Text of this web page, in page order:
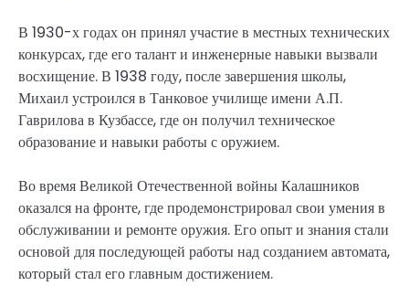
В 1930-х годах он принял участие в местных технических
конкурсах, где его талант и инженерные навыки вызвали
восхищение. В 1938 году, после завершения школы,
Михаил устроился в Танковое училище имени А.П.
Гаврилова в Кузбассе, где он получил техническое
образование и навыки работы с оружием.
Во время Великой Отечественной войны Калашников
оказался на фронте, где продемонстрировал свои умения в
обслуживании и ремонте оружия. Его опыт и знания стали
основой для последующей работы над созданием автомата,
который стал его главным достижением.